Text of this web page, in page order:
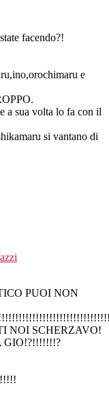
facendo?!
e
a sua volta lo fa con il
si vantano di
PUOI NON
NOI SCHERZAVO!
GIO!?!!!!!!!?